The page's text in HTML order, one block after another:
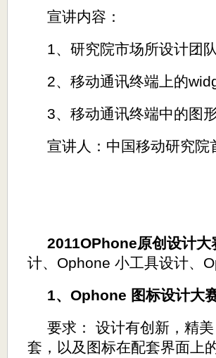
宣讲内容：
1、研究院市场所设计团队
2、移动通讯终端上的
3、移动通讯终端中的图
宣讲人：中国移动研究
2011OPhone原创设计大
计、 Ophone 小工具设计、
1、Ophone 图标设计大
要求：
设计有创新，精
套，以及图标在配套界面上